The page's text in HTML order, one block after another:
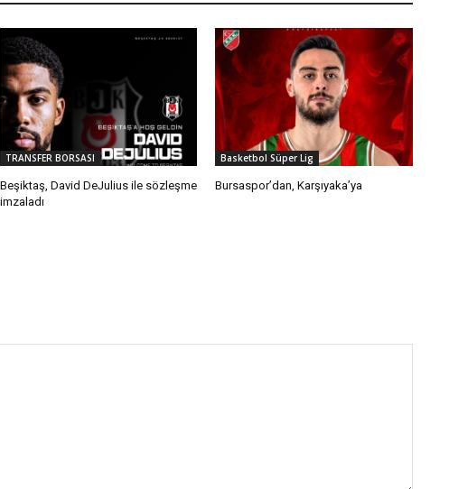
TRANSFER BORSASI
Beşiktaş, David DeJulius ile sözleşme
imzaladı
Basketbol Süper Lig
Bursaspor’dan, Karşıyaka’ya